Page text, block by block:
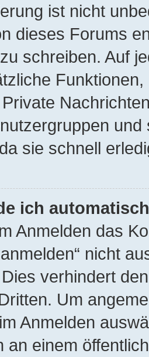
ist nicht
dieses Forums
schreiben. Auf
sie schnell
ich
Anmelden das
nicht
verhindert
Um
Anmelden
an einem